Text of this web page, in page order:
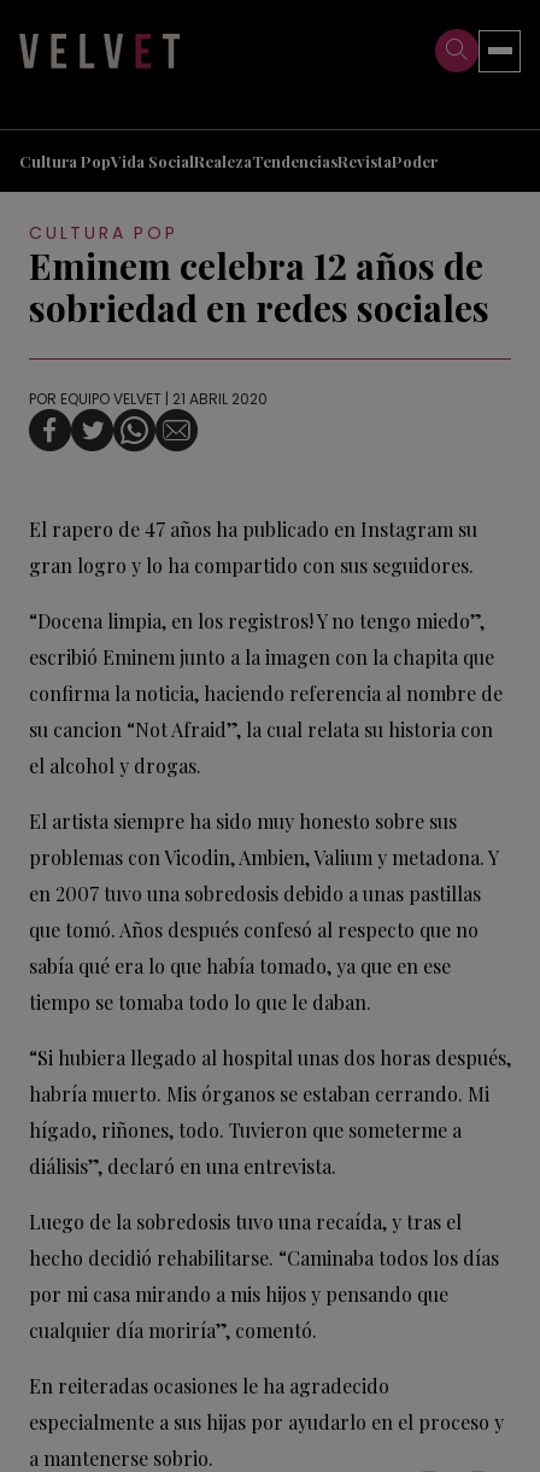
Cultura PopVida SocialRealezaTendenciasRevistaPoder
CULTURA POP
Eminem celebra 12 años de
sobriedad en redes sociales
POR EQUIPO VELVET | 21 ABRIL 2020
El rapero de 47 años ha publicado en Instagram su
gran logro y lo ha compartido con sus seguidores.
“Docena limpia, en los registros! Y no tengo miedo”,
escribió Eminem junto a la imagen con la chapita que
confirma la noticia, haciendo referencia al nombre de
su cancion “Not Afraid”, la cual relata su historia con
el alcohol y drogas.
El artista siempre ha sido muy honesto sobre sus
problemas con Vicodin, Ambien, Valium y metadona. Y
en 2007 tuvo una sobredosis debido a unas pastillas
que tomó. Años después confesó al respecto que no
sabía qué era lo que había tomado, ya que en ese
tiempo se tomaba todo lo que le daban.
“Si hubiera llegado al hospital unas dos horas después,
habría muerto. Mis órganos se estaban cerrando. Mi
hígado, riñones, todo. Tuvieron que someterme a
diálisis”, declaró en una entrevista.
Luego de la sobredosis tuvo una recaída, y tras el
hecho decidió rehabilitarse. “Caminaba todos los días
por mi casa mirando a mis hijos y pensando que
cualquier día moriría”, comentó.
En reiteradas ocasiones le ha agradecido
especialmente a sus hijas por ayudarlo en el proceso y
a mantenerse sobrio.